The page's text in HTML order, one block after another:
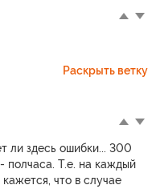
Раскрыть ветку
ли здесь ошибки... 300
полчаса. Т.е. на каждый
что в случае